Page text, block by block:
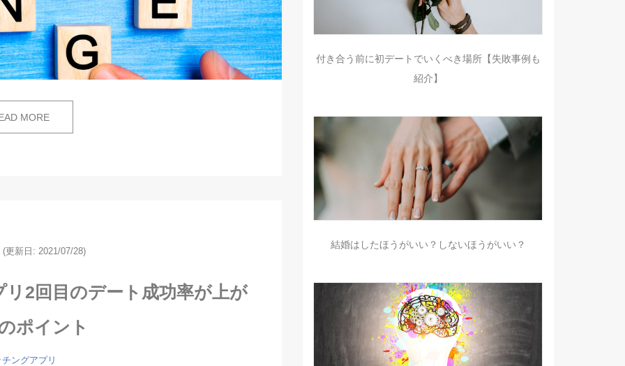
MORE
(更新日: 2021/07/28)
2回目のデート成功率が上が
ポイント
ングアプリ
付き合う前に初デートでいくべき場所【失敗事例も
紹介】
結婚はしたほうがいい？しないほうがいい？